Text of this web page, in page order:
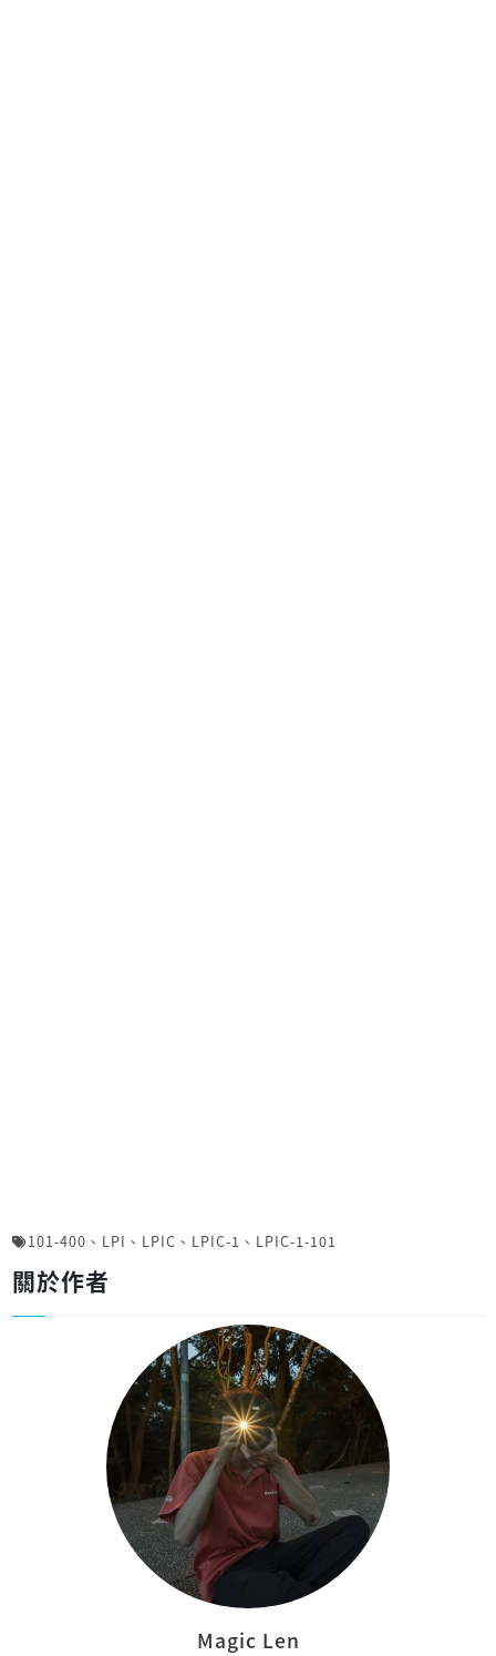
101-400 、 LPI 、 LPIC 、 LPIC-1 、 LPIC-1-101
關於作者
Magic Len